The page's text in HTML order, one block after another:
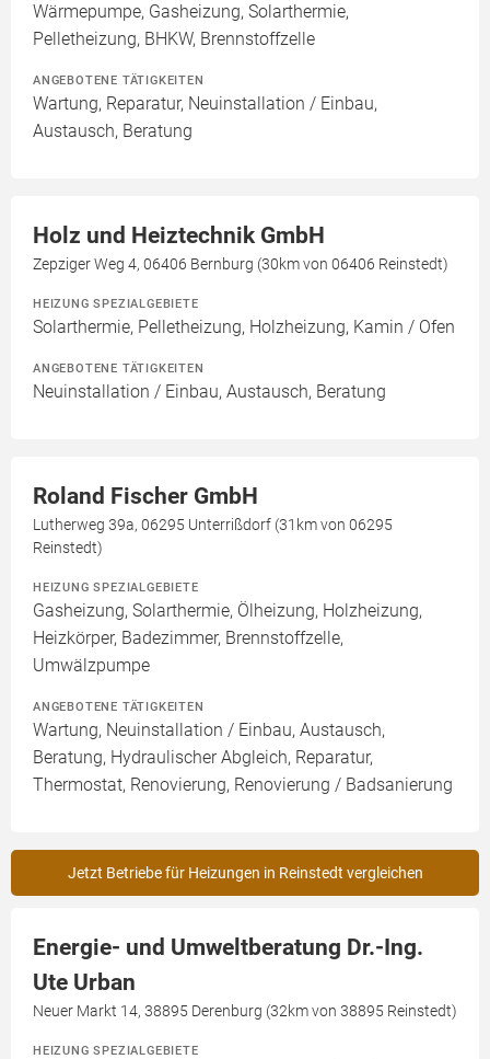
Wärmepumpe, Gasheizung, Solarthermie,
Pelletheizung, BHKW, Brennstoffzelle
ANGEBOTENE TÄTIGKEITEN
Wartung, Reparatur, Neuinstallation / Einbau,
Austausch, Beratung
Holz und Heiztechnik GmbH
Zepziger Weg 4, 06406 Bernburg (30km von 06406 Reinstedt)
HEIZUNG SPEZIALGEBIETE
Solarthermie, Pelletheizung, Holzheizung, Kamin / Ofen
ANGEBOTENE TÄTIGKEITEN
Neuinstallation / Einbau, Austausch, Beratung
Roland Fischer GmbH
Lutherweg 39a, 06295 Unterrißdorf (31km von 06295
Reinstedt)
HEIZUNG SPEZIALGEBIETE
Gasheizung, Solarthermie, Ölheizung, Holzheizung,
Heizkörper, Badezimmer, Brennstoffzelle,
Umwälzpumpe
ANGEBOTENE TÄTIGKEITEN
Wartung, Neuinstallation / Einbau, Austausch,
Beratung, Hydraulischer Abgleich, Reparatur,
Thermostat, Renovierung, Renovierung / Badsanierung
Jetzt Betriebe für Heizungen in Reinstedt vergleichen
Energie- und Umweltberatung Dr.-Ing.
Ute Urban
Neuer Markt 14, 38895 Derenburg (32km von 38895 Reinstedt)
HEIZUNG SPEZIALGEBIETE